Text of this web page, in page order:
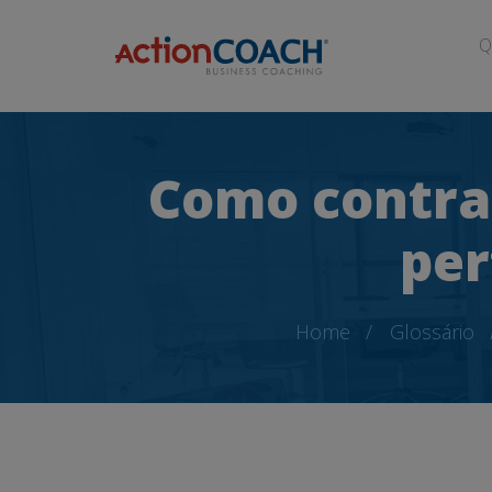
Como
Home Glossário